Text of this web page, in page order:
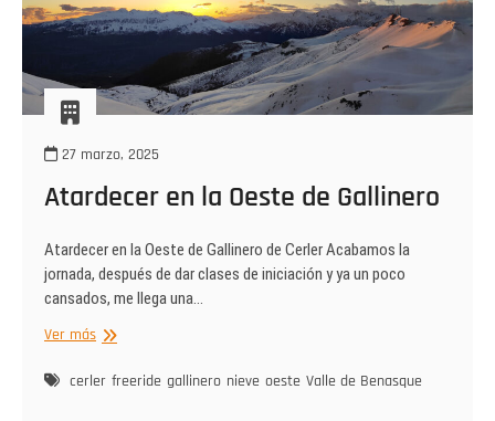
27 marzo, 2025
Atardecer en la Oeste de Gallinero
Atardecer en la Oeste de Gallinero de Cerler Acabamos la
jornada, después de dar clases de iniciación y ya un poco
cansados, me llega una…
Ver másAtardecer
la
cerler freeride gallinero nieve oeste Valle de Benasque